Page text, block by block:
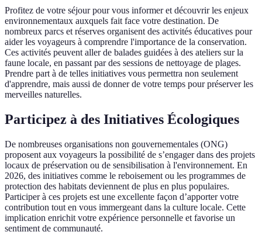
Profitez de votre séjour pour vous informer et découvrir les enjeux
environnementaux auxquels fait face votre destination. De
nombreux parcs et réserves organisent des activités éducatives pour
aider les voyageurs à comprendre l'importance de la conservation.
Ces activités peuvent aller de balades guidées à des ateliers sur la
faune locale, en passant par des sessions de nettoyage de plages.
Prendre part à de telles initiatives vous permettra non seulement
d'apprendre, mais aussi de donner de votre temps pour préserver les
merveilles naturelles.
Participez à des Initiatives Écologiques
De nombreuses organisations non gouvernementales (ONG)
proposent aux voyageurs la possibilité de s’engager dans des projets
locaux de préservation ou de sensibilisation à l'environnement. En
2026, des initiatives comme le reboisement ou les programmes de
protection des habitats deviennent de plus en plus populaires.
Participer à ces projets est une excellente façon d’apporter votre
contribution tout en vous immergeant dans la culture locale. Cette
implication enrichit votre expérience personnelle et favorise un
sentiment de communauté.